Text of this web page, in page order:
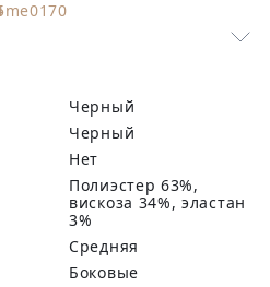
Черный
черный
Нет
полиэстер 63%,
вискоза 34%, эластан
3%
Средняя
Боковые